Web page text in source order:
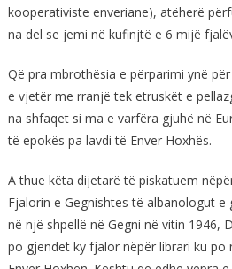
kooperativiste enveriane), atëherë
na del se jemi në kufinjtë e 6 mijë
Që pra mbrothësia e përparimi ynë
e vjetër me rranjë tek etruskët e
na shfaqet si ma e varfëra gjuhë në
të epokës pa lavdi të Enver Hoxhës.
A thue këta dijetarë të piskatuem
Fjalorin e Gegnishtes të albanologut
në një shpellë në Gegni në vitin 1946,
po gjendet ky fjalor nëpër librari ku po